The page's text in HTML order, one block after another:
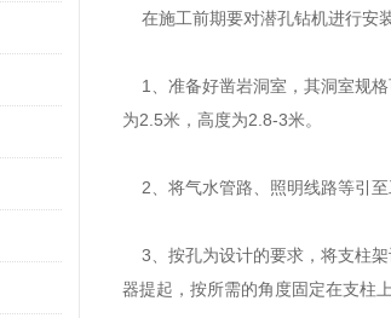
在施工前期要对潜孔钻机进行安
1、准备好凿岩洞室，其洞室规格
为2.5米，高度为2.8-3米。
2、将气水管路、照明线路等引至
3、按孔为设计的要求，将支柱架
器提起，按所需的角度固定在支柱